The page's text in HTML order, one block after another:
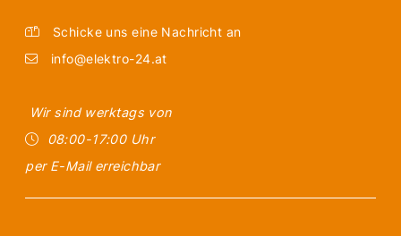
Schicke uns eine Nachricht an
info@elektro-24.at
Wir sind werktags von
08:00-17:00 Uhr
per E-Mail erreichbar